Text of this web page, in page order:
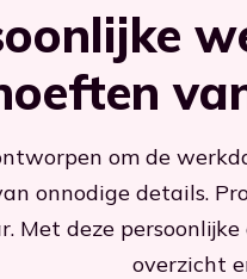
om de
onnodige details.
Met deze
overzicht